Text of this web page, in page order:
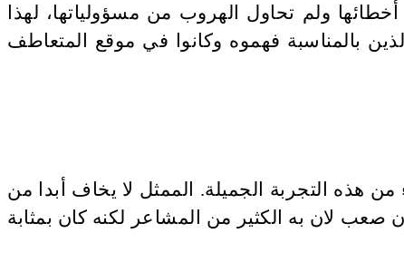
ولم تحاول الهروب من مسؤولياتها، لهذا
بالمناسبة فهموه وكانوا في موقع المتعاطف
هذه التجربة الجميلة. الممثل لا يخاف أبدا من
لان به الكثير من المشاعر لكنه كان بمثابة